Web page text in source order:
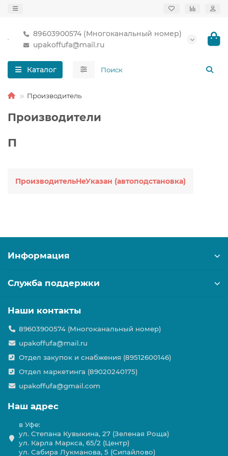
89603900574 (Многоканальный номер)
upakoffufa@mail.ru
Каталог
Производитель
Производители
П
ПроизводительНеУказан (автоподстановка)
Информация
Служба поддержки
Наши контакты
89603900574 (Многоканальный номер)
upakoffufa@mail.ru
Отдел закупок и снабжения (89512600146)
Отдел маркетинга (89020240175)
upakoffufa@gmail.com
Наш адрес
в Уфе:
ул. Степана Кувыкина, 27 (Зеленая Роща)
ул. Карла Маркса, 65/2 (Центр)
ул. Сабира Лукманова, 5 (Сипайлово)